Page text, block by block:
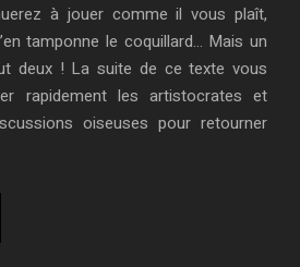
à jouer comme il vous plaît,
tamponne le coquillard… Mais un
deux ! La suite de ce texte vous
rapidement les artistocrates et
oiseuses pour retourner